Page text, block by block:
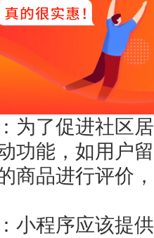
为了促进社区
功能，如用户
商品进行评价
小程序应该提